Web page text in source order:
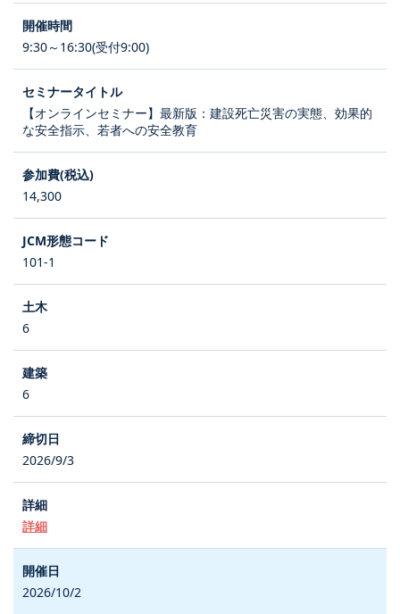
9:30～16:30(受付9:00)
【オンラインセミナー】最新版：建設死亡災害の実態、効果的
な安全指示、若者への安全教育
14,300
101-1
6
6
2026/9/3
詳細
2026/10/2